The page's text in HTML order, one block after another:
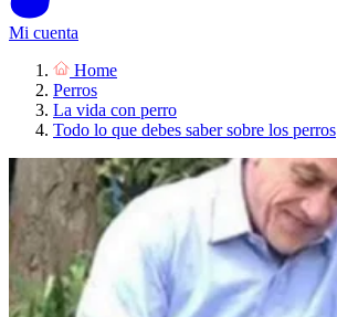
Mi cuenta
Home
Perros
La vida con perro
Todo lo que debes saber sobre los perros